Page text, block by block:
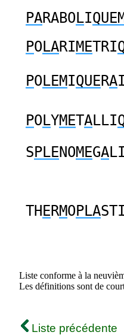
PARABO LI
PO LARIMETRI
PO LEMIQUERA
PO LYMETALLI
SPLENOMEGALI
TH ERMOPLASTI
Liste conforme à la
Les définitions sont de
Liste précédente